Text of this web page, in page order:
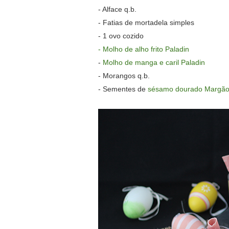
- Alface q.b.
- Fatias de mortadela simples
- 1 ovo cozido
- Molho de alho frito Paladin
- Molho de manga e caril Paladin
- Morangos q.b.
- Sementes de sésamo dourado Margão